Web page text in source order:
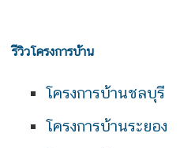
รีวิวโครงการบ้าน
โครงการบ้านชลบุรี
โครงการบ้านระยอง